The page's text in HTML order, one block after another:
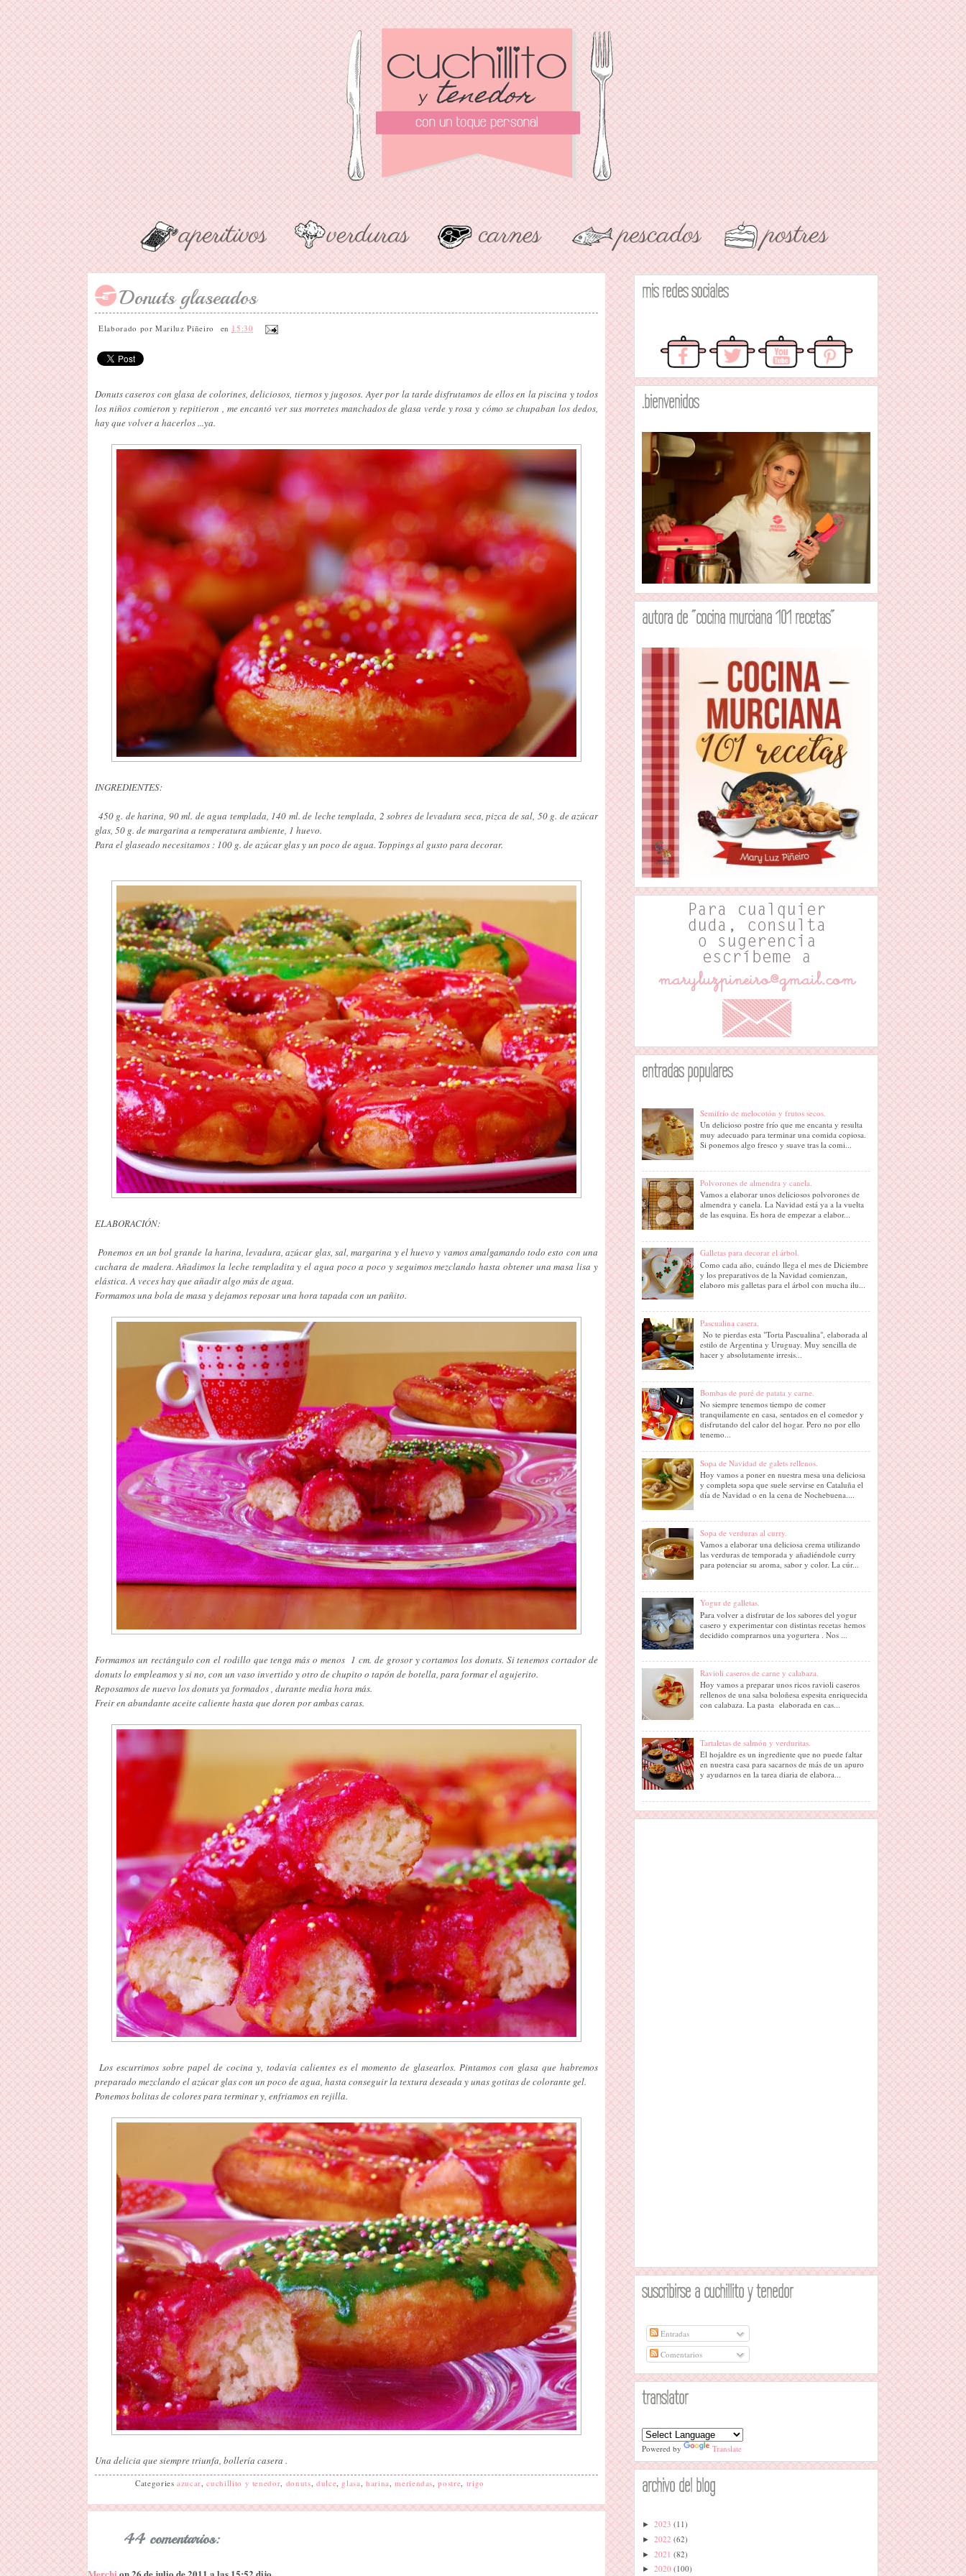
Donuts glaseados
Elaborado porMariluz Piñeiro en 15:30
Donuts caseros con glasa de colorines, deliciosos, tiernos y jugosos. Ayer por la tarde disfrutamos de ellos en la piscina y todos
los niños comieron y repitieron , me encantó ver sus morretes manchados de glasa verde y rosa y cómo se chupaban los dedos,
hay que volver a hacerlos ...ya.
INGREDIENTES:
450 g. de harina, 90 ml. de agua templada, 140 ml. de leche templada, 2 sobres de levadura seca, pizca de sal, 50 g. de azúcar
glas, 50 g. de margarina a temperatura ambiente, 1 huevo.
Para el glaseado necesitamos : 100 g. de azúcar glas y un poco de agua. Toppings al gusto para decorar.
ELABORACIÓN:
Ponemos en un bol grande la harina, levadura, azúcar glas, sal, margarina y el huevo y vamos amalgamando todo esto con una
cuchara de madera. Añadimos la leche templadita y el agua poco a poco y seguimos mezclando hasta obtener una masa lisa y
elástica. A veces hay que añadir algo más de agua.
Formamos una bola de masa y dejamos reposar una hora tapada con un pañito.
Formamos un rectángulo con el rodillo que tenga más o menos 1 cm. de grosor y cortamos los donuts. Si tenemos cortador de
donuts lo empleamos y si no, con un vaso invertido y otro de chupito o tapón de botella, para formar el agujerito.
Reposamos de nuevo los donuts ya formados , durante media hora más.
Freir en abundante aceite caliente hasta que doren por ambas caras.
Los escurrimos sobre papel de cocina y, todavía calientes es el momento de glasearlos. Pintamos con glasa que habremos
preparado mezclando el azúcar glas con un poco de agua, hasta conseguir la textura deseada y unas gotitas de colorante gel.
Ponemos bolitas de colores para terminar y, enfriamos en rejilla.
Una delicia que siempre triunfa, bollería casera .
Categoriesazucar ,cuchillito y tenedor donuts dulce glasa ,harina ,meriendas ,postre trigo
44 comentarios:
mis redes sociales
.bienvenidos
autora de "cocina murciana 101 recetas"
entradas populares
Semifrío de melocotón y frutos secos.
Un delicioso postre frío que me encanta y resulta
muy adecuado para terminar una comida copiosa.
Si ponemos algo fresco y suave tras la comi...
Polvorones de almendra y canela.
Vamos a elaborar unos deliciosos polvorones de
almendra y canela. La Navidad está ya a la vuelta
de las esquina. Es hora de empezar a elabor...
Galletas para decorar el árbol.
Como cada año, cuándo llega el mes de Diciembre
y los preparativos de la Navidad comienzan,
elaboro mis galletas para el árbol con mucha ilu...
Pascualina casera.
No te pierdas esta "Torta Pascualina", elaborada al
estilo de Argentina y Uruguay. Muy sencilla de
hacer y absolutamente irresis...
Bombas de puré de patata y carne.
No siempre tenemos tiempo de comer
tranquilamente en casa, sentados en el comedor y
disfrutando del calor del hogar. Pero no por ello
tenemo...
Sopa de Navidad de galets rellenos.
Hoy vamos a poner en nuestra mesa una deliciosa
y completa sopa que suele servirse en Cataluña el
día de Navidad o en la cena de Nochebuena....
Sopa de verduras al curry.
Vamos a elaborar una deliciosa crema utilizando
las verduras de temporada y añadiéndole curry
para potenciar su aroma, sabor y color. La cúr...
Yogur de galletas.
Para volver a disfrutar de los sabores del yogur
casero y experimentar con distintas recetas hemos
decidido comprarnos una yogurtera . Nos ...
Ravioli caseros de carne y calabaza.
Hoy vamos a preparar unos ricos ravioli caseros
rellenos de una salsa boloñesa espesita enriquecida
con calabaza. La pasta elaborada en cas...
Tartaletas de salmón y verduritas.
El hojaldre es un ingrediente que no puede faltar
en nuestra casa para sacarnos de más de un apuro
y ayudarnos en la tarea diaria de elabora...
suscribirse a cuchillito y tenedor
Entradas
Comentarios
translator
Powered by Translate
archivo del blog
► 2023 (11)
► 2022 (62)
► 2021 (82)
► 2020 (100)